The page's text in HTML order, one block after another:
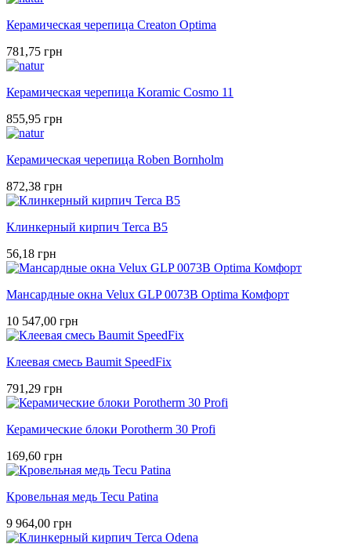
Керамическая черепица Creaton Optima
781,75 грн
Керамическая черепица Koramic Cosmo 11
855,95 грн
Керамическая черепица Roben Bornholm
872,38 грн
Клинкерный кирпич Terca B5
56,18 грн
Мансардные окна Velux GLP 0073B Optima Комфорт
10 547,00 грн
Клеевая смесь Baumit SpeedFix
791,29 грн
Керамические блоки Porotherm 30 Profi
169,60 грн
Кровельная медь Tecu Patina
9 964,00 грн